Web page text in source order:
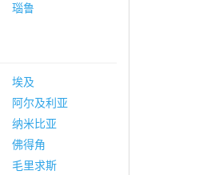
瑙鲁
埃及
阿尔及利亚
纳米比亚
佛得角
毛里求斯